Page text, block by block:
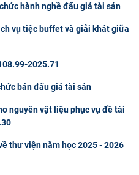
hành nghề đấu giá tài sản
vụ tiệc buffet và giải khát giữa
2025.71
bán đấu giá tài sản
nguyên vật liệu phục vụ đề tài
thư viện năm học 2025 - 2026